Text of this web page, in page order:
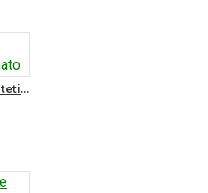
Affidamento paritetico alternato
(volume unico)